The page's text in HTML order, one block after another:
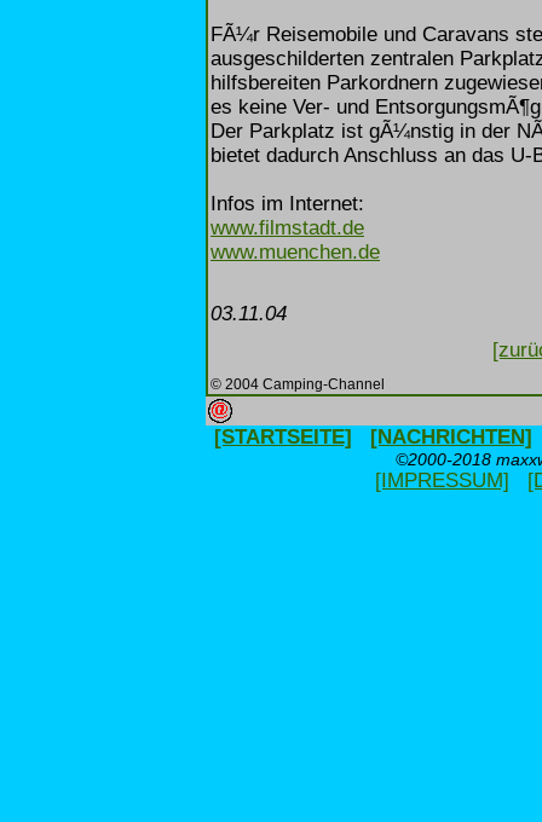
FÃ¼r Reisemobile und Caravans
ausgeschilderten zentralen
hilfsbereiten Parkordnern
es keine Ver- und
Der Parkplatz ist gÃ¼nstig in der
bietet dadurch Anschluss an das
Infos im Internet:
www.filmstadt.de
www.muenchen.de
03.11.04
© 2004 Camping-Channel
[STARTSEITE] [NACHRICHTEN]
©2000-2018
[IMPRESSUM]